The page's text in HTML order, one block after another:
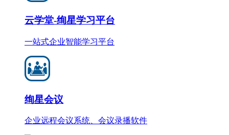
云学堂-绚星学习平台
一站式企业智能学习平台
绚星会议
企业远程会议系统、会议录播软件